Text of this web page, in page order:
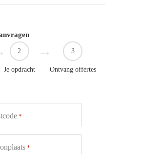
2
Je opdracht
3
Ontvang offertes
*
*